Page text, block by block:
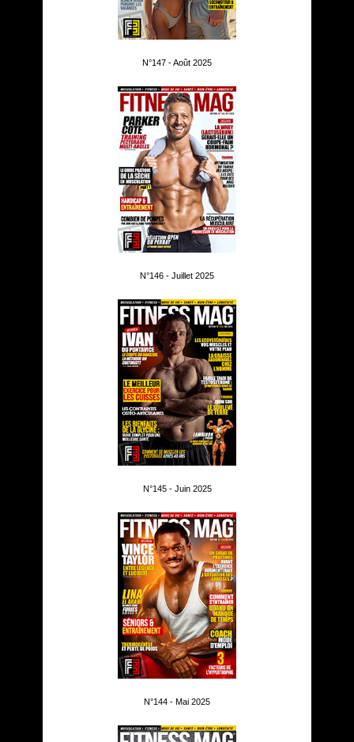
N°147 - Août 2025
N°146 - Juillet 2025
N°145 - Juin 2025
N°144 - Mai 2025